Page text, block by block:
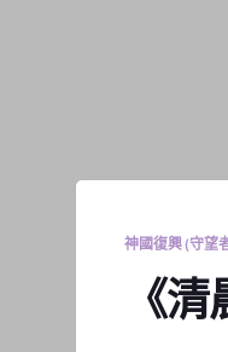
神國復興 (守望
《